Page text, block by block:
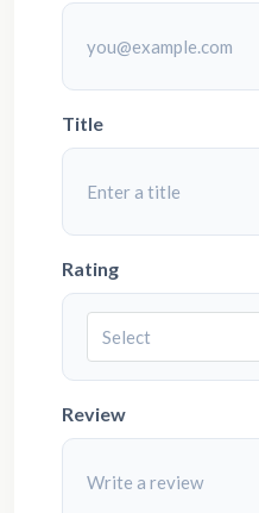
Title
Rating
Select
Review